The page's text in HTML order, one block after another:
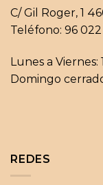
C/ Gil Roger, 1
Teléfono: 96 022
Lunes a Viernes:
Domingo
REDES